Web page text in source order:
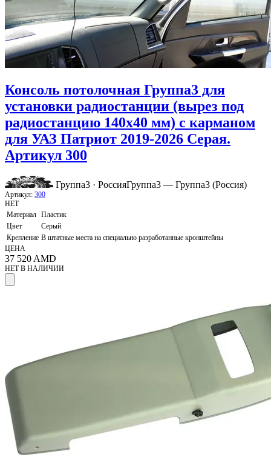
Консоль потолочная Группа3 для
установки радиостанции (вырез под
радиостанцию 140х40 мм) с карманом
для УАЗ Патриот 2019-2026 Серая.
Артикул 300
Группа3 · РоссияГруппа3 — Группа3 (Россия)
Артикул: 300
НЕТ
Материал Пластик
Цвет
Серый
Крепление В штатные места на специально разработанные кронштейны
ЦЕНА
37 520 AMD
НЕТ В НАЛИЧИИ